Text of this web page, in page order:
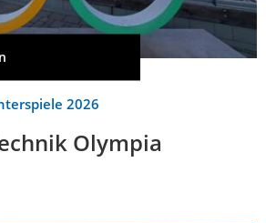
2026
Olympia